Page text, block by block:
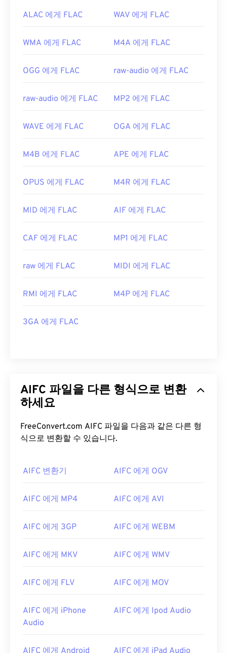
ALAC 에게 FLAC WAV 에게 FLAC
WMA 에게 FLAC M4A 에게 FLAC
OGG 에게 FLAC raw-audio 에게 FLAC
raw-audio 에게 FLAC MP2 에게 FLAC
WAVE 에게 FLAC OGA 에게 FLAC
M4B 에게 FLAC APE 에게 FLAC
OPUS 에게 FLAC M4R 에게 FLAC
MID 에게 FLAC AIF 에게 FLAC
CAF 에게 FLAC MP1 에게 FLAC
raw 에게 FLAC MIDI 에게 FLAC
RMI 에게 FLAC M4P 에게 FLAC
3GA 에게 FLAC
AIFC 파일을 다른 형식으로 변환
하세요
FreeConvert.com AIFC 파일을 다음과 같은 다른 형
식으로 변환할 수 있습니다.
AIFC 변환기 AIFC 에게 OGV
AIFC 에게 MP4 AIFC 에게 AVI
AIFC 에게 3GP AIFC 에게 WEBM
AIFC 에게 MKV AIFC 에게 WMV
AIFC 에게 FLV AIFC 에게 MOV
AIFC 에게 iPhone
Audio
AIFC 에게 Ipod Audio